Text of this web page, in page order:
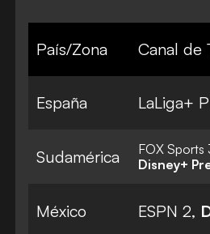
País/Zona Canal de
España LaLiga+
Sudamérica
FOX Sports
Disney+
México ESPN 2,